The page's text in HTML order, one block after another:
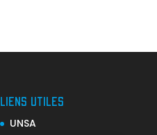
LIENS UTILES
UNSA